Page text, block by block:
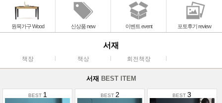
원목가구 Wood 신상품 new 이벤트 event 포토후기 review
서재
책장 책상 회전책장
서재 BEST ITEM
1 2 3